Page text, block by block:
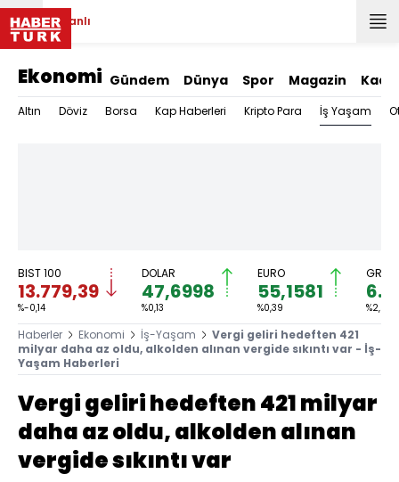
Canlı
Ekonomi Gündem Dünya Spor Magazin
Altın Döviz Borsa Kap Haberleri Kripto Para İş Yaşam
BIST 100
13.779,39
%-0,14
DOLAR
47,6998
%0,13
EURO
55,1581
%0,39 %2,59
Haberler Ekonomi İş-Yaşam
Vergi geliri hedeften 421
milyar daha az oldu, alkolden alınan vergide sıkıntı var - İş-
Yaşam Haberleri
Vergi geliri hedeften 421 milyar
daha az oldu, alkolden alınan
vergide sıkıntı var